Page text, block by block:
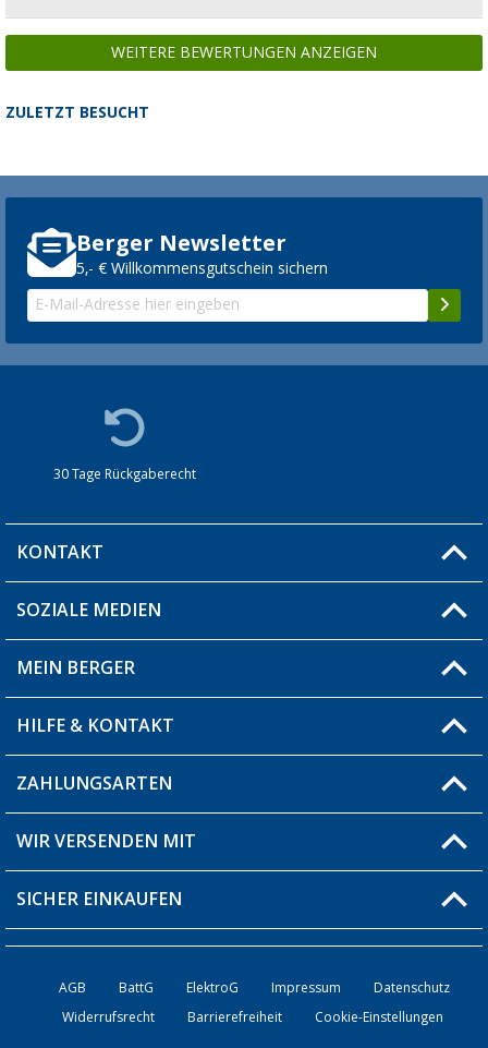
WEITERE BEWERTUNGEN ANZEIGEN
ZULETZT BESUCHT
Berger Newsletter
5,- € Willkommensgutschein sichern
30 Tage Rückgaberecht
KONTAKT
Du hast eine Frage?
Filiale finden
SOZIALE MEDIEN
MEIN BERGER
Blog
Produkttester
Über uns
HILFE & KONTAKT
Fragen & Antworten / FAQ
Versandinformationen
Bestellstatus
Kontakt
ZAHLUNGSARTEN
WIR VERSENDEN MIT
SICHER EINKAUFEN
AGB BattG ElektroG Impressum
Datenschutz
Widerrufsrecht
Barrierefreiheit Cookie-Einstellungen